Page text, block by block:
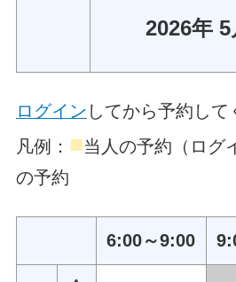
2026年 5
ログイン してから予約して
凡例： ■当人の予約（ロ
の予約
6:00～9:00